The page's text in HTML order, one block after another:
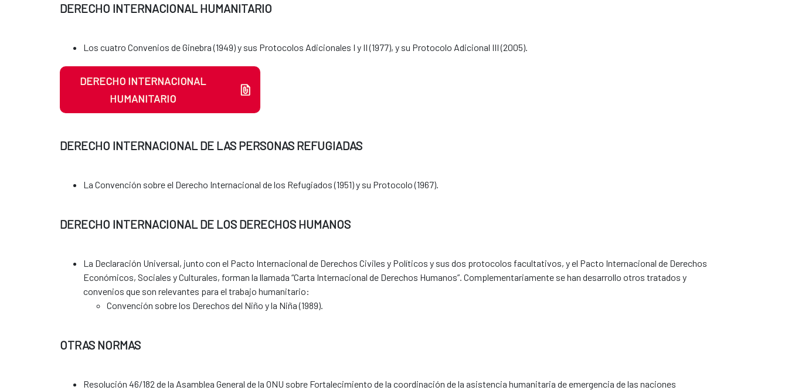
DERECHO INTERNACIONAL HUMANITARIO
Los cuatro Convenios de Ginebra (1949) y sus Protocolos Adicionales I y II (1977), y su Protocolo Adicional III (2005).
DERECHO INTERNACIONAL
HUMANITARIO
DERECHO INTERNACIONAL DE LAS PERSONAS REFUGIADAS
La Convención sobre el Derecho Internacional de los Refugiados (1951) y su Protocolo (1967).
DERECHO INTERNACIONAL DE LOS DERECHOS HUMANOS
La Declaración Universal, junto con el Pacto Internacional de Derechos Civiles y Políticos y sus dos protocolos facultativos, y el Pacto Internacional de Derechos
Económicos, Sociales y Culturales, forman la llamada “Carta Internacional de Derechos Humanos”. Complementariamente se han desarrollo otros tratados y
convenios que son relevantes para el trabajo humanitario:
Convención sobre los Derechos del Niño y la Niña (1989).
OTRAS NORMAS
Resolución 46/182 de la Asamblea General de la ONU sobre Fortalecimiento de la coordinación de la asistencia humanitaria de emergencia de las naciones